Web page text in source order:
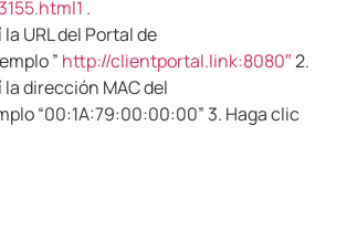
.
URL del Portal de
” http://clientportal.link:8080″2.
dirección MAC del
“00:1A:79:00:00:00” 3. Haga clic